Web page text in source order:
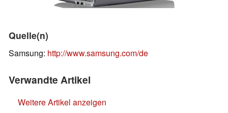
Quelle(n)
Samsung: http://www.samsung.com/de
Verwandte Artikel
Weitere Artikel anzeigen